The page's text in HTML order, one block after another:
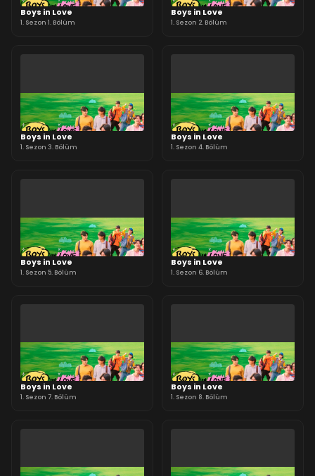
Boys in Love
1. Sezon 1. Bölüm
Boys in Love
1. Sezon 2. Bölüm
Boys in Love
1. Sezon 3. Bölüm
Boys in Love
1. Sezon 4. Bölüm
Boys in Love
1. Sezon 5. Bölüm
Boys in Love
1. Sezon 6. Bölüm
Boys in Love
1. Sezon 7. Bölüm
Boys in Love
1. Sezon 8. Bölüm